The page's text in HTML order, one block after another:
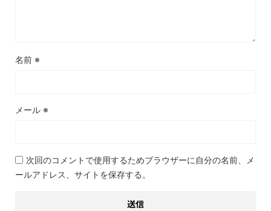
名前 ※
メール ※
次回のコメントで使用するためブラウザーに自分の名前、メ
ールアドレス、サイトを保存する。